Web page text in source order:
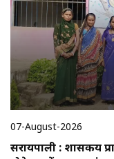
07-August-2026
सरायपाली : शासकीय